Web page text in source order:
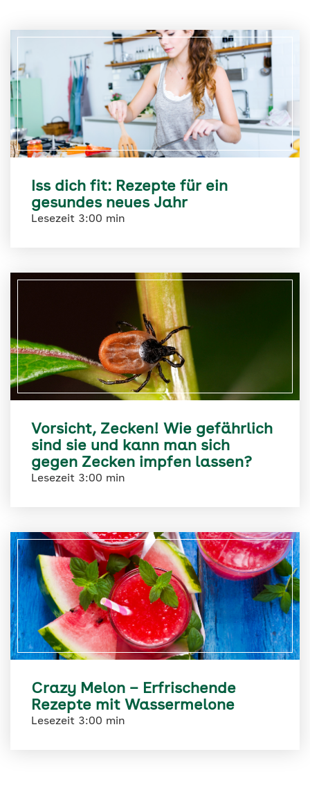
Iss dich fit: Rezepte für ein
gesundes neues Jahr
Lesezeit 3:00 min
Vorsicht, Zecken! Wie gefährlich
sind sie und kann man sich
gegen Zecken impfen lassen?
Lesezeit 3:00 min
Crazy Melon – Erfrischende
Rezepte mit Wassermelone
Lesezeit 3:00 min